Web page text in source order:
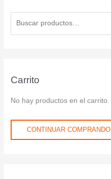
Carrito
No hay productos en el carrito.
CONTINUAR COMPRANDO